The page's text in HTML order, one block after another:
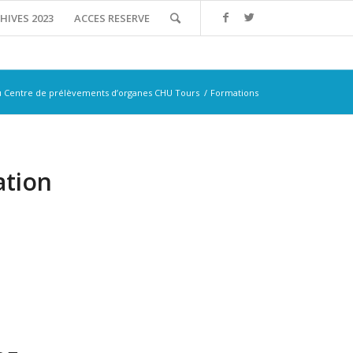
2023 ACCES RESERVE
Centre de prélèvements d’organes CHU Tours / Formations